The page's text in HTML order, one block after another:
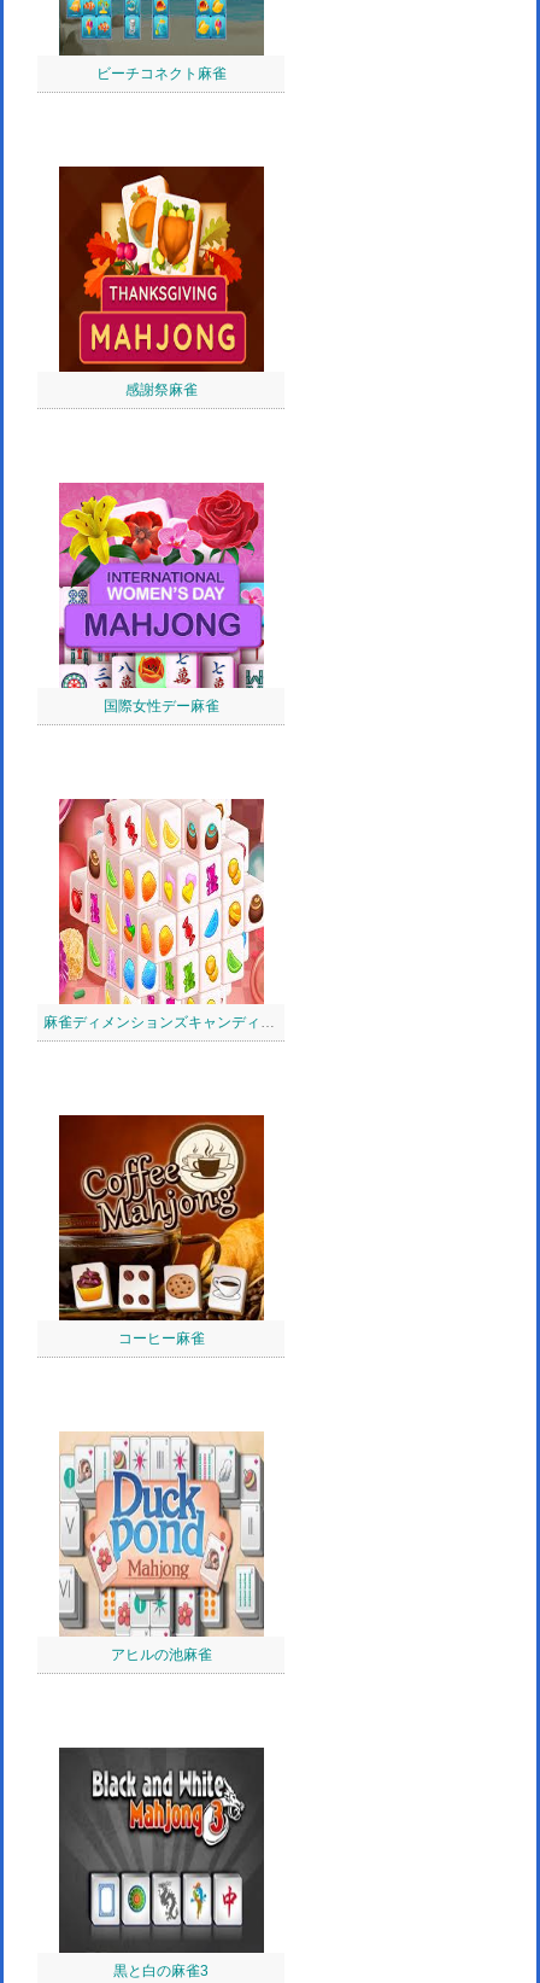
ビーチコネクト麻雀
感謝祭麻雀
国際女性デー麻雀
麻雀ディメンションズキャンディ：640秒
コーヒー麻雀
アヒルの池麻雀
黒と白の麻雀3